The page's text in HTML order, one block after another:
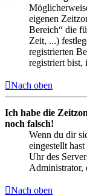
eigenen
Bereich“ die
Zeit, ...)
registrierten
registriert bist,
Nach oben
Ich habe die
noch falsch!
Wenn du dir
eingestellt
Uhr des
Administrator,
Nach oben